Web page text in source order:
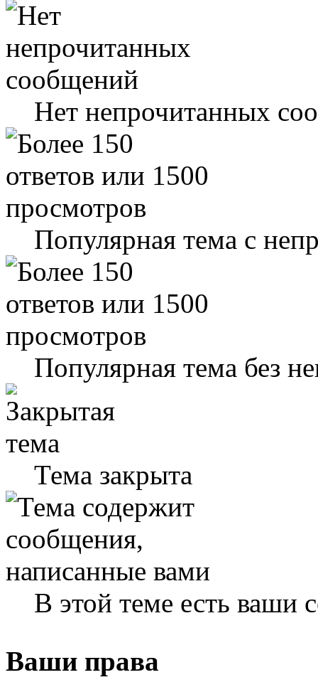
Нет непрочитанных
Популярная тема с
Популярная тема без
Тема закрыта
В этой теме есть ваши
Ваши права